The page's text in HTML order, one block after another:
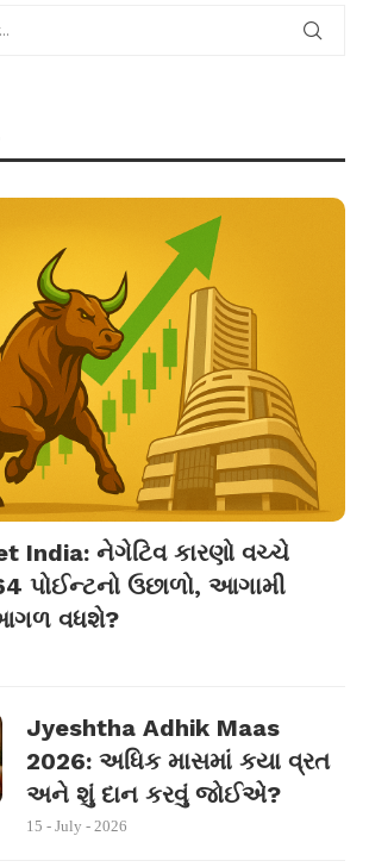
India: નેગેટિવ કારણો વચ્ચે
પોઈન્ટનો ઉછાળો, આગામી
વધશે?
Jyeshtha Adhik Maas
2026: અધિક માસમાં કયા વ્રત
અને શું દાન કરવું જોઈએ?
15 - July - 2026